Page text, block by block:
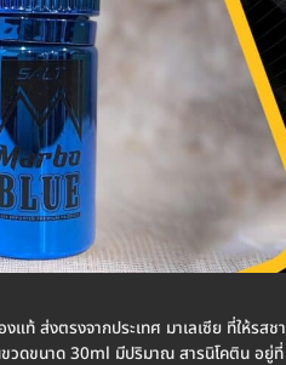
แท้ ส่งตรงจากประเทศ มาเลเซีย ที่ให้ร
วดขนาด 30ml มีปริมาณ สารนิโคติน